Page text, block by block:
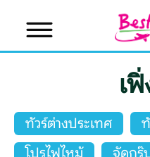
เ
ทัวร์ต่างประเทศ
โปรไฟไหม้
จัดกรุ๊